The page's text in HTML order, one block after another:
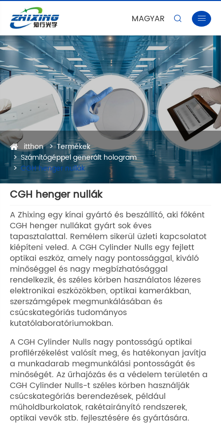
MAGYAR  
itthon
Termékek
Számítógéppel generált hologram
CGH henger nullák
CGH henger nullák
A Zhixing egy kínai gyártó és beszállító, aki főként
CGH henger nullákat gyárt sok éves
tapasztalattal. Remélem sikerül üzleti kapcsolatot
kiépíteni veled. A CGH Cylinder Nulls egy fejlett
optikai eszköz, amely nagy pontossággal, kiváló
minőséggel és nagy megbízhatósággal
rendelkezik, és széles körben használatos lézeres
elektronikai eszközökben, optikai kamerákban,
szerszámgépek megmunkálásában és
csúcskategóriás tudományos
kutatólaboratóriumokban.
A CGH Cylinder Nulls nagy pontosságú optikai
profilérzékelést valósít meg, és hatékonyan javítja
a munkadarab megmunkálási pontosságát és
minőségét. Az űrhajózás és a védelem területén a
CGH Cylinder Nulls-t széles körben használják
csúcskategóriás berendezések, például
műholdburkolatok, rakétairányító rendszerek,
optikai vevők stb. fejlesztésére és gyártására.